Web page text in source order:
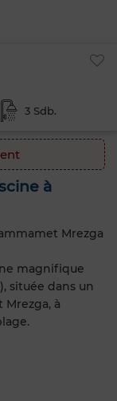
3 Sdb.
à
Mrezga
magnifique
située dans un
à